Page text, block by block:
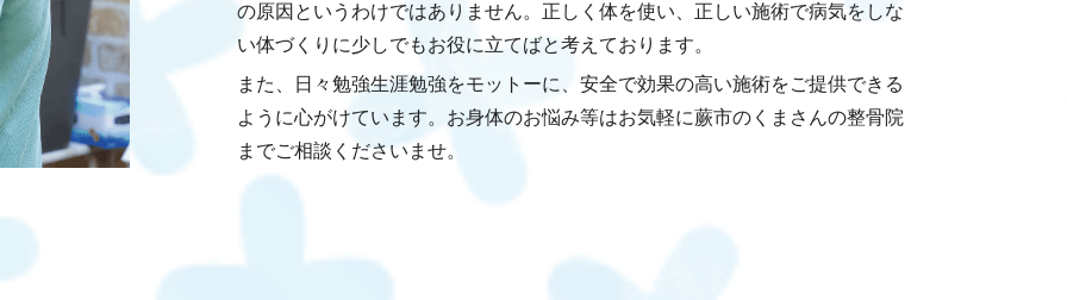
の原因というわけではありません。正しく体を使い、正しい施術で病気をしな
い体づくりに少しでもお役に立てばと考えております。
また、日々勉強生涯勉強をモットーに、安全で効果の高い施術をご提供できる
ように心がけています。お身体のお悩み等はお気軽に蕨市のくまさんの整骨院
までご相談くださいませ。